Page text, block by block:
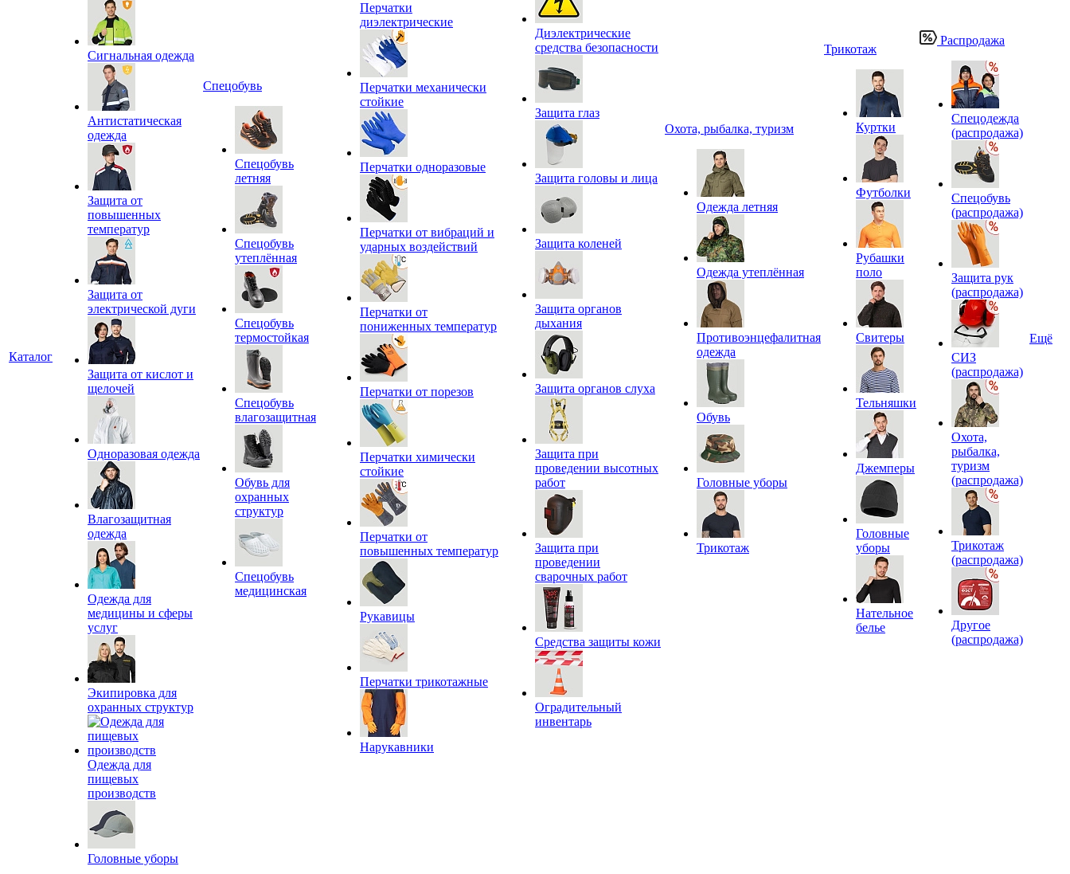
Каталог
Сигнальная одежда
Антистатическая
одежда
Защита от
повышенных
температур
Защита от
электрической дуги
Защита от кислот и
щелочей
Одноразовая одежда
Влагозащитная
одежда
Одежда для
медицины и сферы
услуг
Экипировка для
охранных структур
Одежда для
пищевых
производств
Головные уборы
Спецобувь
Спецобувь
летняя
Спецобувь
утеплённая
Спецобувь
термостойкая
Спецобувь
влагозащитная
Обувь для
охранных
структур
Спецобувь
медицинская
Перчатки
диэлектрические
Перчатки механически
стойкие
Перчатки одноразовые
Перчатки от вибраций и
ударных воздействий
Перчатки от
пониженных температур
Перчатки от порезов
Перчатки химически
стойкие
Перчатки от
повышенных температур
Рукавицы
Перчатки трикотажные
Нарукавники
Диэлектрические
средства безопасности
Защита глаз
Защита головы и лица
Защита коленей
Защита органов
дыхания
Защита органов слуха
Защита при
проведении высотных
работ
Защита при
проведении
сварочных работ
Средства защиты кожи
Оградительный
инвентарь
Охота, рыбалка, туризм
Одежда летняя
Одежда утеплённая
Противоэнцефалитная
одежда
Обувь
Головные уборы
Трикотаж
Трикотаж
Куртки
Футболки
Рубашки
поло
Свитеры
Тельняшки
Джемперы
Головные
уборы
Нательное
белье
Распродажа
Спецодежда
(распродажа)
Спецобувь
(распродажа)
Защита рук
(распродажа)
СИЗ
(распродажа)
Охота,
рыбалка,
туризм
(распродажа)
Трикотаж
(распродажа)
Другое
(распродажа)
Ещё